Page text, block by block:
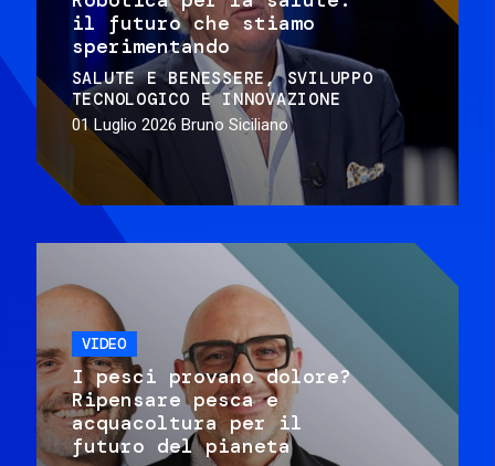
il futuro che stiamo
sperimentando
SALUTE E BENESSERE
SVILUPPO
TECNOLOGICO E INNOVAZIONE
01 Luglio 2026 Bruno Siciliano
VIDEO
I pesci provano dolore?
Ripensare pesca e
acquacoltura per il
futuro del pianeta